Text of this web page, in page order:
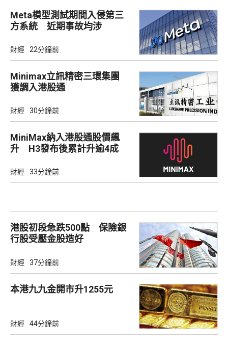
Meta模型測試期間入侵第三
方系統 近期事故均涉
財經 22分鐘前
Minimax立訊精密三環集團
獲調入港股通
財經 30分鐘前
MiniMax納入港股通股價飆
升 H3發布後累計升逾4成
財經 33分鐘前
港股初段急跌500點 保險銀
行股受壓金股造好
財經 37分鐘前
本港九九金開市升1255元
財經 44分鐘前